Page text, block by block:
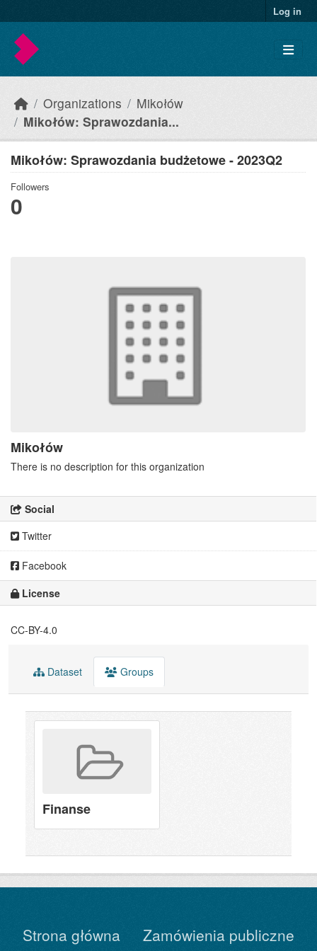
Log in
Organizations
Mikołów
Mikołów: Sprawozdania...
Mikołów: Sprawozdania budżetowe - 2023Q2
Followers
0
Mikołów
There is no description for this organization
Social
Twitter
Facebook
License
CC-BY-4.0
Dataset Groups
Finanse
Strona główna Zamówienia publiczne